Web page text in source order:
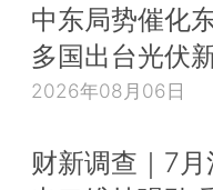
中东局势催化
多国出台光伏
2026年08月06日
财新调查｜7月